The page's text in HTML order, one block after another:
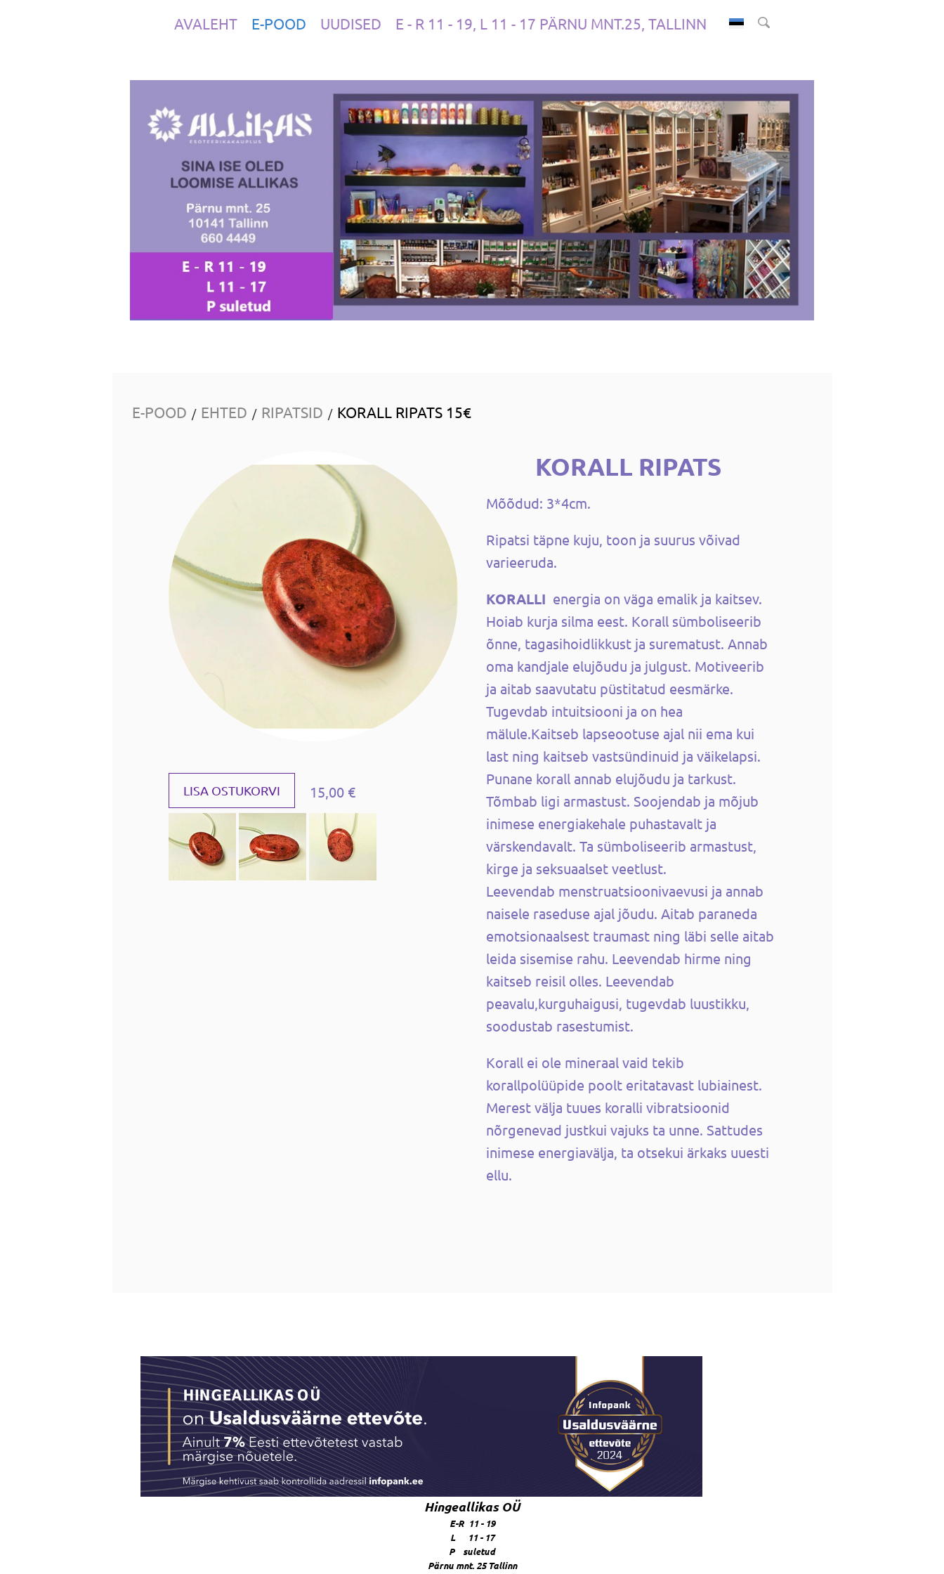
AVALEHT E-POOD UUDISED E - R 11 - 19, L 11 - 17 PÄRNU MNT.25, TALLINN
E-POOD / EHTED / RIPATSID / KORALL RIPATS 15€
LISA OSTUKORVI 15,00 €
KORALL RIPATS
Mõõdud: 3*4cm.
Ripatsi täpne kuju, toon ja suurus võivad
varieeruda.
KORALLI energia on väga emalik ja kaitsev.
Hoiab kurja silma eest. Korall sümboliseerib
õnne, tagasihoidlikkust ja surematust. Annab
oma kandjale elujõudu ja julgust. Motiveerib
ja aitab saavutatu püstitatud eesmärke.
Tugevdab intuitsiooni ja on hea
mälule.Kaitseb lapseootuse ajal nii ema kui
last ning kaitseb vastsündinuid ja väikelapsi.
Punane korall annab elujõudu ja tarkust.
Tõmbab ligi armastust. Soojendab ja mõjub
inimese energiakehale puhastavalt ja
värskendavalt. Ta sümboliseerib armastust,
kirge ja seksuaalset veetlust.
Leevendab menstruatsioonivaevusi ja annab
naisele raseduse ajal jõudu. Aitab paraneda
emotsionaalsest traumast ning läbi selle aitab
leida sisemise rahu. Leevendab hirme ning
kaitseb reisil olles. Leevendab
peavalu,kurguhaigusi, tugevdab luustikku,
soodustab rasestumist.
Korall ei ole mineraal vaid tekib
korallpolüüpide poolt eritatavast lubiainest.
Merest välja tuues koralli vibratsioonid
nõrgenevad justkui vajuks ta unne. Sattudes
inimese energiavälja, ta otsekui ärkaks uuesti
ellu.
Hingeallikas OÜ
E-R 11 - 19
L 11 - 17
P suletud
Pärnu mnt. 25 Tallinn